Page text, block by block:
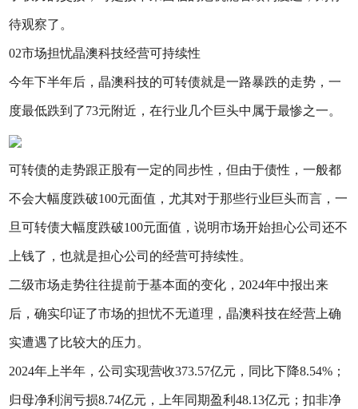
待观察了。
02市场担忧晶澳科技经营可持续性
今年下半年后，晶澳科技的可转债就是一路暴跌的走势，一
度最低跌到了73元附近，在行业几个巨头中属于最惨之一。
可转债的走势跟正股有一定的同步性，但由于债性，一般都
不会大幅度跌破100元面值，尤其对于那些行业巨头而言，一
旦可转债大幅度跌破100元面值，说明市场开始担心公司还不
上钱了，也就是担心公司的经营可持续性。
二级市场走势往往提前于基本面的变化，2024年中报出来
后，确实印证了市场的担忧不无道理，晶澳科技在经营上确
实遭遇了比较大的压力。
2024年上半年，公司实现营收373.57亿元，同比下降8.54%；
归母净利润亏损8.74亿元，上年同期盈利48.13亿元；扣非净